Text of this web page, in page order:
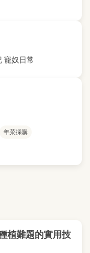
寵奴日常
年菜採購
植難題的實用技